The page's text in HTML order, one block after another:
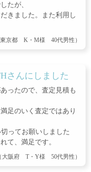
たが、
きました。また利用し
東京都 K・M様 40代男性）
さんにしました
ったので、査定見積も
足のいく査定ではあり
ってお願いしました
て、満足です。
大阪府 T・Y様 50代男性）